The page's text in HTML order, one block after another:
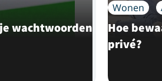
wachtwoorden
Wonen
Hoe
privé?